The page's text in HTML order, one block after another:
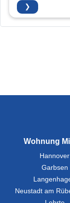
❯
Wohnung
Hannover
Garbsen
Neustadt am